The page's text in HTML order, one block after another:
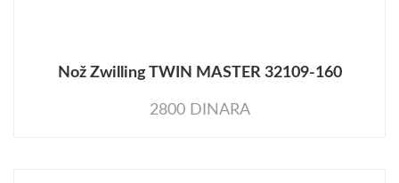
Nož Zwilling TWIN MASTER 32109-160
2800 DINARA